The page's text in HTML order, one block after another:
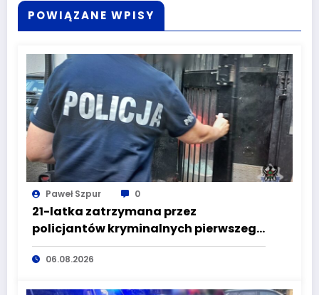
POWIĄZANE WPISY
Paweł Szpur 0
21-latka zatrzymana przez
policjantów kryminalnych pierwszego
komisariatu za kradzieże sklepowe
06.08.2026